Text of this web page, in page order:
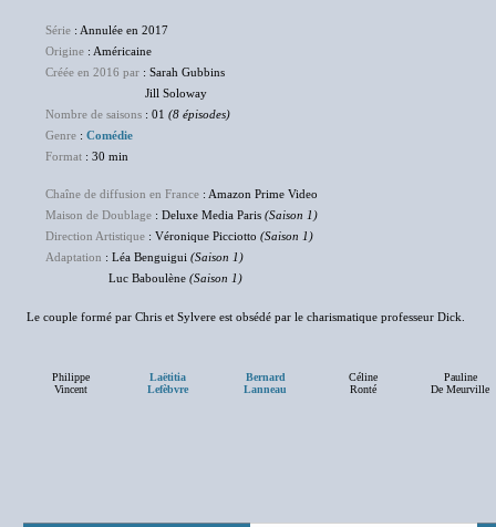
Série : Annulée en 2017
Origine : Américaine
Créée en 2016 par : Sarah Gubbins
Jill Soloway
Nombre de saisons : 01 (8 épisodes)
Genre : Comédie
Format : 30 min
Chaîne de diffusion en France : Amazon Prime Video
Maison de Doublage : Deluxe Media Paris (Saison 1)
Direction Artistique : Véronique Picciotto (Saison 1)
Adaptation : Léa Benguigui (Saison 1)
Luc Baboulène (Saison 1)
Le couple formé par Chris et Sylvere est obsédé par le charismatique professeur Dick.
Philippe
Vincent
Laëtitia
Lefèbvre
Bernard
Lanneau
Céline
Ronté
Pauline
De Meurville